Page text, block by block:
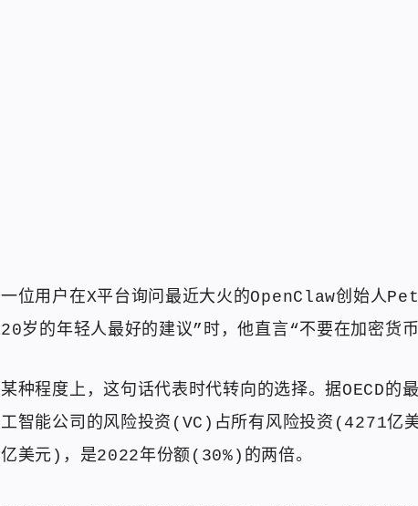
一位用户在X平台询问最近大火的OpenClaw创始
20岁的年轻人最好的建议”时，他直言“不要在加密货币
某种程度上，这句话代表时代转向的选择。据OECD的
工智能公司的风险投资(VC)占所有风险投资(4271亿
亿美元)，是2022年份额(30%)的两倍。